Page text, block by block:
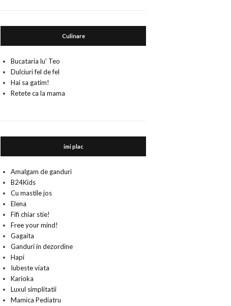
Culinare
Bucataria lu' Teo
Dulciuri fel de fel
Hai sa gatim!
Retete ca la mama
imi plac
Amalgam de ganduri
B24Kids
Cu mastile jos
Elena
Fifi chiar stie!
Free your mind!
Gagaita
Ganduri in dezordine
Hapi
Iubeste viata
Karioka
Luxul simplitatii
Mamica Pediatru